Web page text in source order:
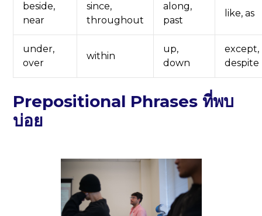
beside,
near
since,
throughout
along,
past
like, as
under,
over
within
up,
down
except,
despite
Prepositional Phrases ที่พบ
บ่อย